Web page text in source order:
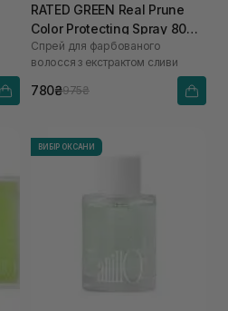
RATED GREEN Real Prune
Color Protecting Spray 80
мл
Спрей для фарбованого
волосся з екстрактом сливи
780₴975₴
ВИБІР ОКСАНИ